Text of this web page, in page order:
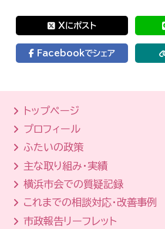
Xにポスト
Facebookでシェア
トップページ
プロフィール
ふたいの政策
主な取り組み・実績
横浜市会での質疑記録
これまでの相談対応・改善事例
市政報告リーフレット